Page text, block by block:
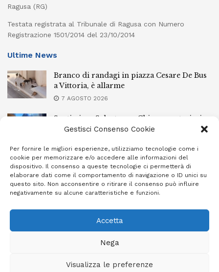
Gestisci Consenso Cookie
Per fornire le migliori esperienze, utilizziamo tecnologie come i
cookie per memorizzare e/o accedere alle informazioni del
dispositivo. Il consenso a queste tecnologie ci permetterà di
elaborare dati come il comportamento di navigazione o ID unici su
questo sito. Non acconsentire o ritirare il consenso può influire
negativamente su alcune caratteristiche e funzioni.
Accetta
Nega
Visualizza le preferenze
Ragusa (RG)
Testata registrata al Tribunale di Ragusa con Numero
Registrazione 1501/2014 del 23/10/2014
Ultime News
Branco di randagi in piazza Cesare De Bus
a Vittoria, è allarme
7 AGOSTO 2026
Santissimo Salvatore a Chiaramonte, ieri
sera la processione con il simulacro
L’Ebt Ragusa approva il regolamento di
conciliazione
7 AGOSTO 2026
Giornale Ibleo © 2023 - Powered byStudio Greco - Consulenza